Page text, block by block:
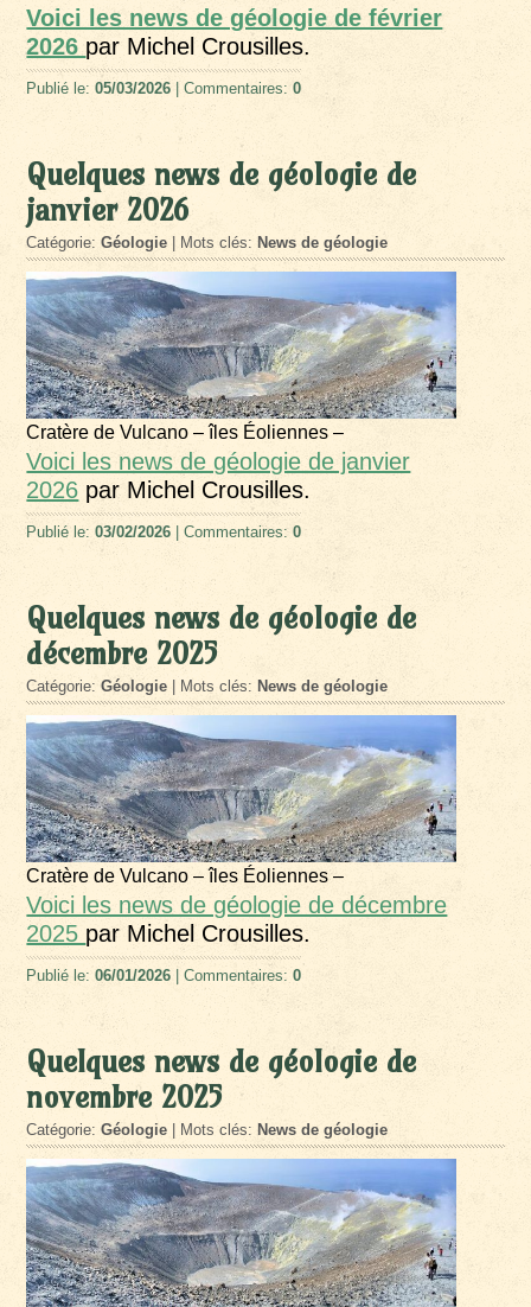
Voici les news de géologie de février
2026 par Michel Crousilles.
Publié le:05/03/2026 | Commentaires:0
Quelques news de géologie de
janvier 2026
Catégorie:Géologie | Mots clés:News de géologie
Cratère de Vulcano – îles Éoliennes –
Voici les news de géologie de janvier
2026 par Michel Crousilles.
Publié le:03/02/2026 | Commentaires:0
Quelques news de géologie de
décembre 2025
Catégorie:Géologie | Mots clés: News de géologie
Cratère de Vulcano – îles Éoliennes –
Voici les news de géologie de décembre
2025 par Michel Crousilles.
Publié le:06/01/2026 | Commentaires:0
Quelques news de géologie de
novembre 2025
Catégorie:Géologie | Mots clés: News de géologie